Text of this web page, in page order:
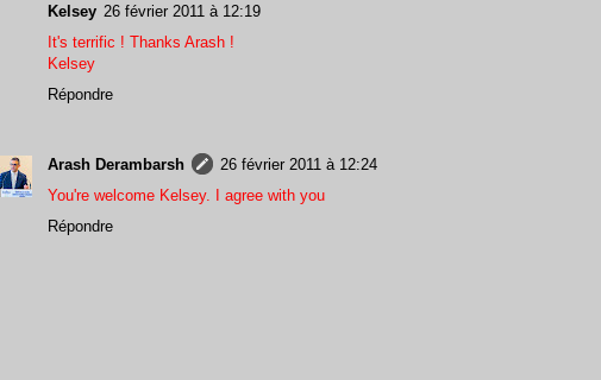
Kelsey 26 février 2011 à 12:19
It's terrific ! Thanks Arash !
Kelsey
Répondre
Arash Derambarsh
26 février 2011 à 12:24
You're welcome Kelsey. I agree with you
Répondre